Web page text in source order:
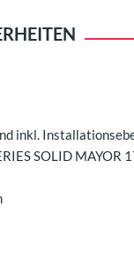
inkl.
SOLID MAYOR